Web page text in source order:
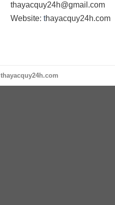
thayacquy24h@gmail.com
Website: thayacquy24h.com
thayacquy24h.com